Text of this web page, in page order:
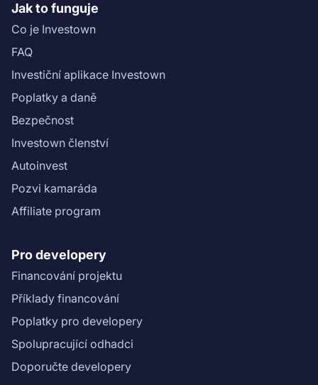
Jak to funguje
Co je Investown
FAQ
Investiční aplikace Investown
Poplatky a daně
Bezpečnost
Investown členství
Autoinvest
Pozvi kamaráda
Affiliate program
Pro developery
Financování projektu
Příklady financování
Poplatky pro developery
Spolupracující odhadci
Doporučte developery